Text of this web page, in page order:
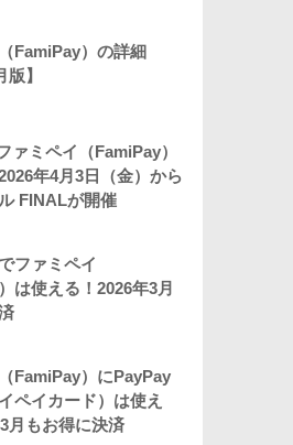
FamiPay）の詳細
版】
ァミペイ（FamiPay）
年4月3日（金）から
FINALが開催
ファミペイ
は使える！2026年3月
FamiPay）にPayPay
ペイカード）は使え
月もお得に決済